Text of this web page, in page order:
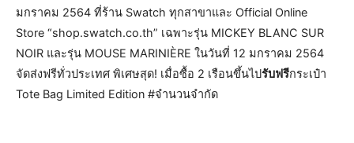
มกราคม 2564 ที่ร้าน Swatch ทุกสาขาและ Official Online
Store “shop.swatch.co.th” เฉพาะรุ่น MICKEY BLANC SUR
NOIR และรุ่น MOUSE MARINIÈRE ในวันที่ 12 มกราคม 2564
จัดส่งฟรีทั่วประเทศ พิเศษสุด! เมื่อซื้อ 2 เรือนขึ้นไปรับฟรีกระเป๋า
Tote Bag Limited Edition #จำนวนจำกัด